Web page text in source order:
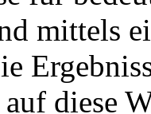
mittels
diese